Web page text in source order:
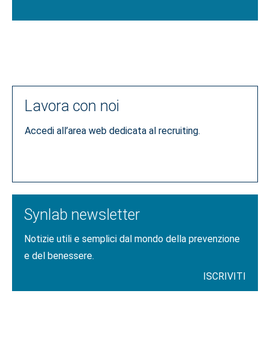
Lavora con noi
Accedi all’area web dedicata al recruiting.
Synlab newsletter
Notizie utili e semplici dal mondo della prevenzione
e del benessere.
ISCRIVITI